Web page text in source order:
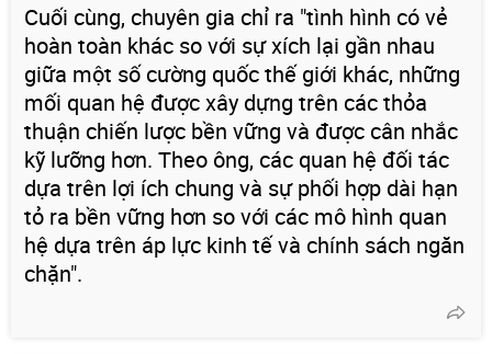
Cuối cùng, chuyên gia chỉ ra "tình hình có vẻ
hoàn toàn khác so với sự xích lại gần nhau
giữa một số cường quốc thế giới khác, những
mối quan hệ được xây dựng trên các thỏa
thuận chiến lược bền vững và được cân nhắc
kỹ lưỡng hơn. Theo ông, các quan hệ đối tác
dựa trên lợi ích chung và sự phối hợp dài hạn
tỏ ra bền vững hơn so với các mô hình quan
hệ dựa trên áp lực kinh tế và chính sách ngăn
chặn".